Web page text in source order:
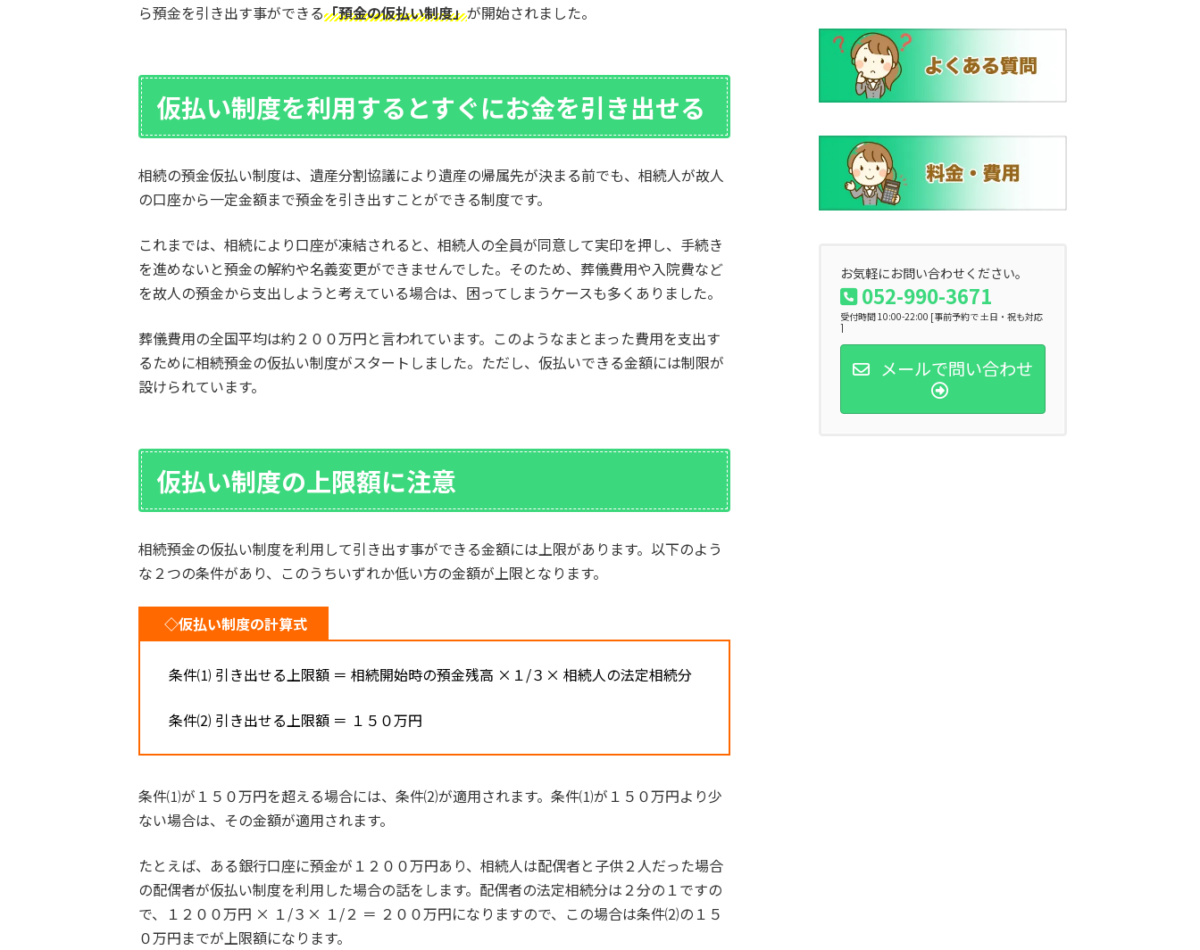
ら預金を引き出す事ができる「預金の仮払い制度」が開始されました。
仮払い制度を利用するとすぐにお金を引き出せる
相続の預金仮払い制度は、遺産分割協議により遺産の帰属先が決まる前でも、相続人が故人
の口座から一定金額まで預金を引き出すことができる制度です。
これまでは、相続により口座が凍結されると、相続人の全員が同意して実印を押し、手続き
を進めないと預金の解約や名義変更ができませんでした。そのため、葬儀費用や入院費など
を故人の預金から支出しようと考えている場合は、困ってしまうケースも多くありました。
葬儀費用の全国平均は約２００万円と言われています。このようなまとまった費用を支出す
るために相続預金の仮払い制度がスタートしました。ただし、仮払いできる金額には制限が
設けられています。
仮払い制度の上限額に注意
相続預金の仮払い制度を利用して引き出す事ができる金額には上限があります。以下のよう
な２つの条件があり、このうちいずれか低い方の金額が上限となります。
◇仮払い制度の計算式
条件⑴ 引き出せる上限額 ＝ 相続開始時の預金残高 ×１/３× 相続人の法定相続分
条件⑵ 引き出せる上限額 ＝ １５０万円
条件⑴が１５０万円を超える場合には、条件⑵が適用されます。条件⑴が１５０万円より少
ない場合は、その金額が適用されます。
たとえば、ある銀行口座に預金が１２００万円あり、相続人は配偶者と子供２人だった場合
の配偶者が仮払い制度を利用した場合の話をします。配偶者の法定相続分は２分の１ですの
で、１２００万円 × １/３× １/２ ＝ ２００万円になりますので、この場合は条件⑵の１５
０万円までが上限額になります。
お気軽にお問い合わせください。
052-990-3671
受付時間 10:00-22:00 [事前予約で 土日・祝も対応
]
メールで問い合わせ